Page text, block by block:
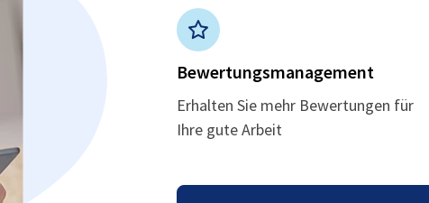
Bewertungsmanagement
Erhalten Sie mehr Bewertungen für
Ihre gute Arbeit